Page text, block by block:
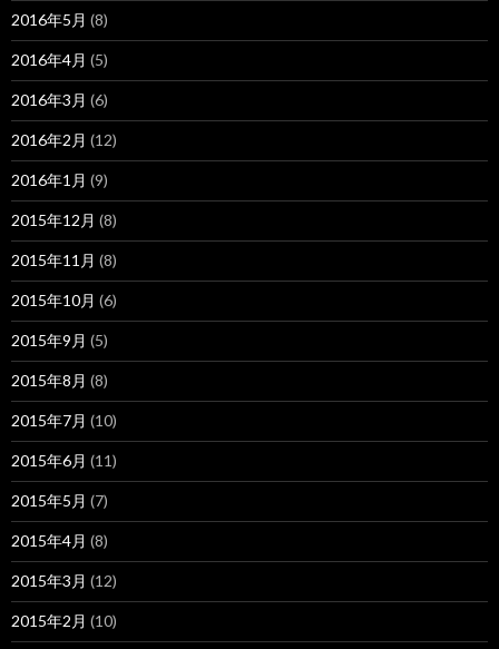
2016年5月 (8)
2016年4月 (5)
2016年3月 (6)
2016年2月 (12)
2016年1月 (9)
2015年12月 (8)
2015年11月 (8)
2015年10月 (6)
2015年9月 (5)
2015年8月 (8)
2015年7月 (10)
2015年6月 (11)
2015年5月 (7)
2015年4月 (8)
2015年3月 (12)
2015年2月 (10)